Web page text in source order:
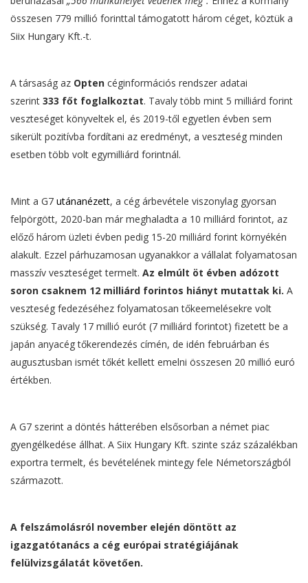
összesen 779 millió forinttal támogatott három céget, köztük a
Siix Hungary Kft.-t.
A társaság az Opten céginformációs rendszer adatai
szerint 333 főt foglalkoztat. Tavaly több mint 5 milliárd forint
veszteséget könyveltek el, és 2019-től egyetlen évben sem
sikerült pozitívba fordítani az eredményt, a veszteség minden
esetben több volt egymilliárd forintnál.
Mint a G7 utánanézett, a cég árbevétele viszonylag gyorsan
felpörgött, 2020-ban már meghaladta a 10 milliárd forintot, az
előző három üzleti évben pedig 15-20 milliárd forint környékén
alakult. Ezzel párhuzamosan ugyanakkor a vállalat folyamatosan
masszív veszteséget termelt. Az elmúlt öt évben adózott
soron csaknem 12 milliárd forintos hiányt mutattak ki. A
veszteség fedezéséhez folyamatosan tőkeemelésekre volt
szükség. Tavaly 17 millió eurót (7 milliárd forintot) fizetett be a
japán anyacég tőkerendezés címén, de idén februárban és
augusztusban ismét tőkét kellett emelni összesen 20 millió euró
értékben.
A G7 szerint a döntés hátterében elsősorban a német piac
gyengélkedése állhat. A Siix Hungary Kft. szinte száz százalékban
exportra termelt, és bevételének mintegy fele Németországból
származott.
A felszámolásról november elején döntött az
igazgatótanács a cég európai stratégiájának
felülvizsgálatát követően.